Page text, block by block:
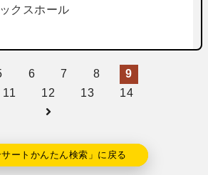
クスホール
6 7 8
9
11 12 13 14
ートかんたん検索」に戻る